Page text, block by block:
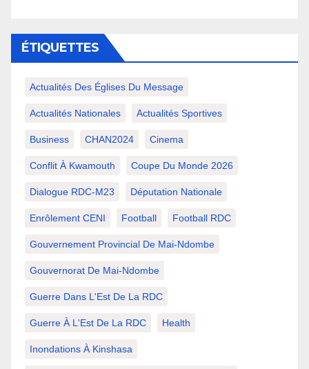
ÉTIQUETTES
Actualités Des Églises Du Message
Actualités Nationales Actualités Sportives
Business CHAN2024 Cinema
Conflit À Kwamouth Coupe Du Monde 2026
Dialogue RDC-M23 Députation Nationale
Enrôlement CENI Football Football RDC
Gouvernement Provincial De Mai-Ndombe
Gouvernorat De Mai-Ndombe
Guerre Dans L'Est De La RDC
Guerre À L'Est De La RDC Health
Inondations À Kinshasa